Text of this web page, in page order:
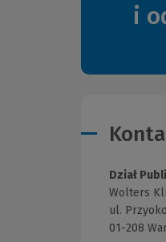
i
Dział
Wolters
ul.
01-208